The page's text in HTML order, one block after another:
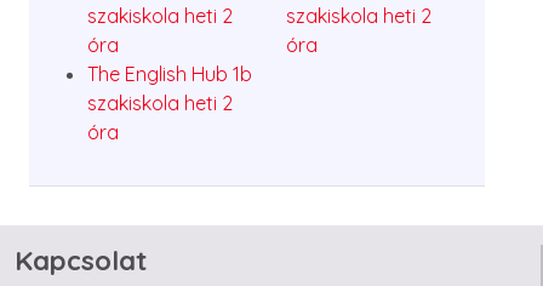
szakiskola heti 2
óra
The English Hub 1b
szakiskola heti 2
óra
szakiskola heti 2
óra
Kapcsolat